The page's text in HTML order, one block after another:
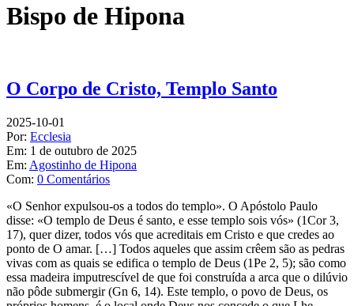
Bispo de Hipona
O Corpo de Cristo, Templo Santo
2025-10-01
Por: Ecclesia
Em: 1 de outubro de 2025
Em: Agostinho de Hipona
Com: 0 Comentários
«O Senhor expulsou-os a todos do templo». O Apóstolo Paulo
disse: «O templo de Deus é santo, e esse templo sois vós» (1Cor 3,
17), quer dizer, todos vós que acreditais em Cristo e que credes ao
ponto de O amar. […] Todos aqueles que assim crêem são as pedras
vivas com as quais se edifica o templo de Deus (1Pe 2, 5); são como
essa madeira imputrescível de que foi construída a arca que o dilúvio
não pôde submergir (Gn 6, 14). Este templo, o povo de Deus, os